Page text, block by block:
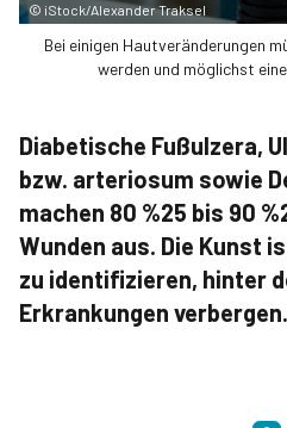
© iStock/Alexander Traksel
Bei einigen Hautveränderungen
werden und möglichst
Diabetische Fußulzera­,
bzw. arteriosum sowie
machen 80 %25 bis 90
Wunden aus. Die Kunst
zu identifizieren, hinter
Erkrankungen verbergen.